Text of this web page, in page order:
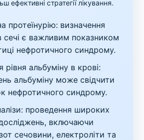
ефективні стратегії лікування.
протеїнурію: визначення
сечі є важливим показником
нефротичного синдрому.
рівня альбуміну в крові:
альбуміну може свідчити
нефротичного синдрому.
проведення широких
досліджень, включаючи
сечовини, електроліти та